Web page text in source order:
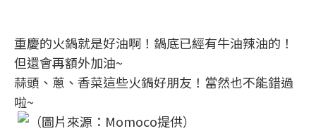
重慶的火鍋就是好油啊！鍋底已經有牛油辣油的！
但還會再額外加油~
蒜頭、蔥、香菜這些火鍋好朋友！當然也不能錯過
啦~